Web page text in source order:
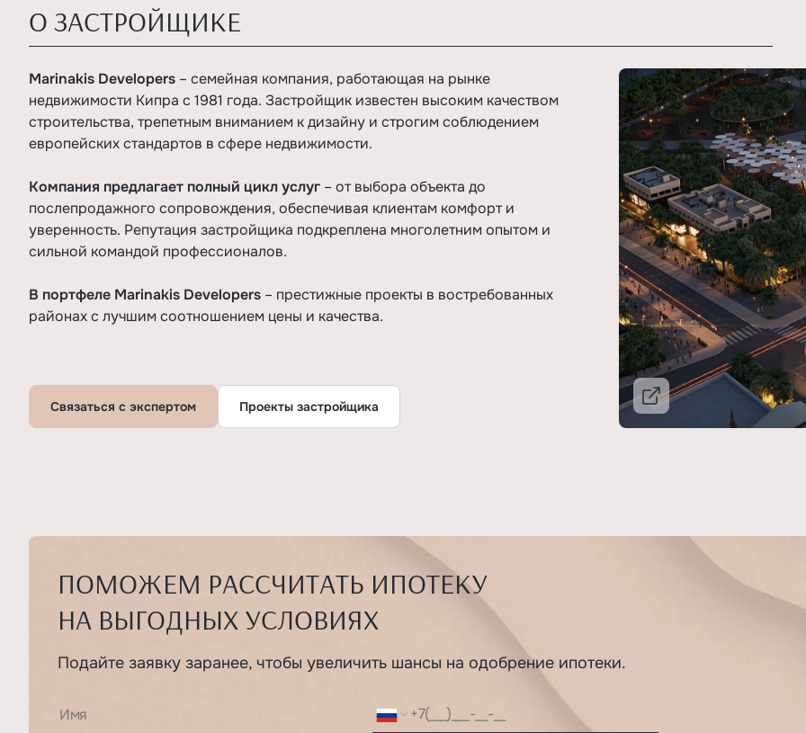
О ЗАСТРОЙЩИКЕ
Marinakis Developers – семейная компания, работающая на рынке
недвижимости Кипра с 1981 года. Застройщик известен высоким качеством
строительства, трепетным вниманием к дизайну и строгим соблюдением
европейских стандартов в сфере недвижимости.
Компания предлагает полный цикл услуг – от выбора объекта до
послепродажного сопровождения, обеспечивая клиентам комфорт и
уверенность. Репутация застройщика подкреплена многолетним опытом и
сильной командой профессионалов.
В портфеле Marinakis Developers – престижные проекты в востребованных
районах с лучшим соотношением цены и качества.
Связаться с экспертом Проекты застройщика Подробнее
ПОМОЖЕМ РАССЧИТАТЬ ИПОТЕКУ
НА ВЫГОДНЫХ УСЛОВИЯХ
Подайте заявку заранее, чтобы увеличить шансы на одобрение ипотеки.